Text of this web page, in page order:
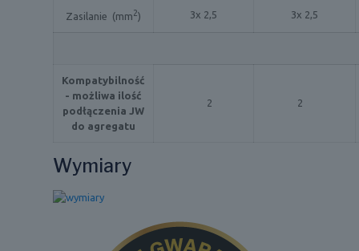
Zasilanie (mm2) 3x 2,5 3x 2,5
Kompatybilność
- możliwa ilość
podłączenia JW
do agregatu
2 2
Wymiary